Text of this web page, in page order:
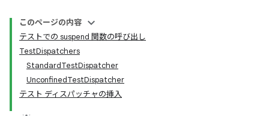
このページの内容
テストでの suspend 関数の呼び出し
TestDispatchers
StandardTestDispatcher
UnconfinedTestDispatcher
テスト ディスパッチャの挿入